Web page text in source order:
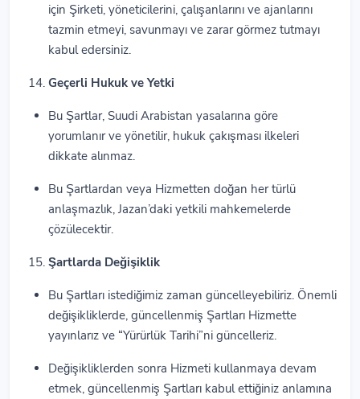
için Şirketi, yöneticilerini, çalışanlarını ve ajanlarını
tazmin etmeyi, savunmayı ve zarar görmez tutmayı
kabul edersiniz.
Geçerli Hukuk ve Yetki
Bu Şartlar, Suudi Arabistan yasalarına göre
yorumlanır ve yönetilir, hukuk çakışması ilkeleri
dikkate alınmaz.
Bu Şartlardan veya Hizmetten doğan her türlü
anlaşmazlık, Jazan’daki yetkili mahkemelerde
çözülecektir.
Şartlarda Değişiklik
Bu Şartları istediğimiz zaman güncelleyebiliriz. Önemli
değişikliklerde, güncellenmiş Şartları Hizmette
yayınlarız ve “Yürürlük Tarihi”ni güncelleriz.
Değişikliklerden sonra Hizmeti kullanmaya devam
etmek, güncellenmiş Şartları kabul ettiğiniz anlamına